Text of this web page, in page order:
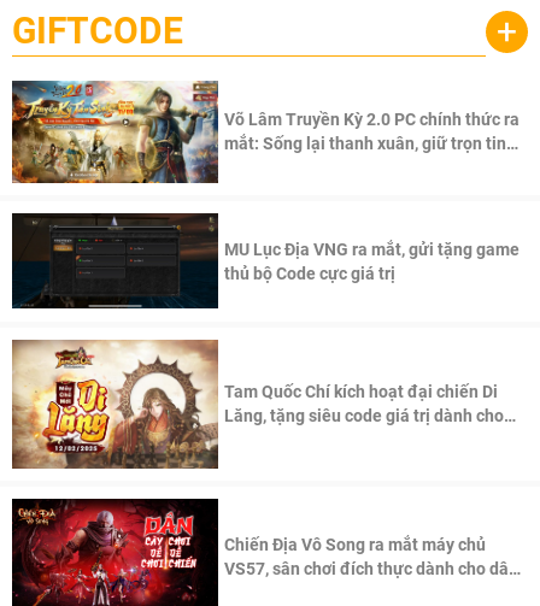
cầu, theo giấy phép chính thức từ công ty game Nhật Bản
Pocketpair, Inc.
GIFTCODE +
Võ Lâm Truyền Kỳ 2.0 PC chính thức ra
mắt: Sống lại thanh xuân, giữ trọn tinh
MU Lục Địa VNG ra mắt, gửi tặng game
thủ bộ Code cực giá trị
Tam Quốc Chí kích hoạt đại chiến Di
Lăng, tặng siêu code giá trị dành cho
Chiến Địa Vô Song ra mắt máy chủ
VS57, sân chơi đích thực dành cho dân